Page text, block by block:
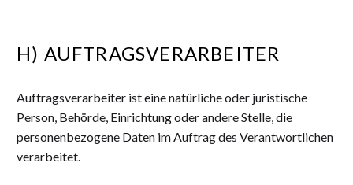
H) AUFTRAGSVERARBEITER
Auftragsverarbeiter ist eine natürliche oder juristische
Person, Behörde, Einrichtung oder andere Stelle, die
personenbezogene Daten im Auftrag des Verantwortlichen
verarbeitet.